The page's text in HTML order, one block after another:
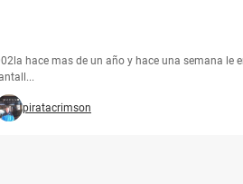
hace mas de un año y hace una semana le
piratacrimson